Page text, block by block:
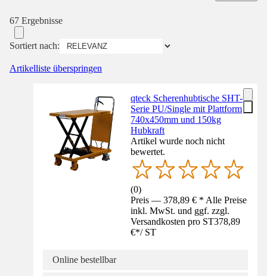
67 Ergebnisse
Sortiert nach:
Artikelliste überspringen
qteck Scherenhubtische SHT-
Serie PU/Single mit Plattform
740x450mm und 150kg
Hubkraft
Artikel wurde noch nicht
bewertet.
(0)
Preis — 378,89 € * Alle Preise
inkl. MwSt. und ggf. zzgl.
Versandkosten pro ST378,89
€*/ ST
Online bestellbar